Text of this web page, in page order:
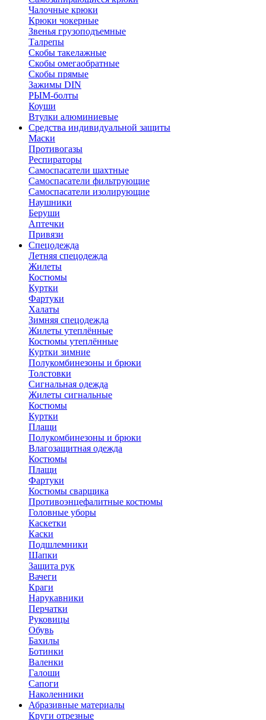
Чалочные крюки
Крюки чокерные
Звенья грузоподъемные
Талрепы
Скобы такелажные
Скобы омегаобратные
Скобы прямые
Зажимы DIN
РЫМ-болты
Коуши
Втулки алюминиевые
Средства индивидуальной защиты
Маски
Противогазы
Респираторы
Самоспасатели шахтные
Самоспасатели фильтрующие
Самоспасатели изолирующие
Наушники
Беруши
Аптечки
Привязи
Спецодежда
Летняя спецодежда
Жилеты
Костюмы
Куртки
Фартуки
Халаты
Зимняя спецодежда
Жилеты утеплённые
Костюмы утеплённые
Куртки зимние
Полукомбинезоны и брюки
Толстовки
Сигнальная одежда
Жилеты сигнальные
Костюмы
Куртки
Плащи
Полукомбинезоны и брюки
Влагозащитная одежда
Костюмы
Плащи
Фартуки
Костюмы сварщика
Противоэнцефалитные костюмы
Головные уборы
Каскетки
Каски
Подшлемники
Шапки
Защита рук
Вачеги
Краги
Нарукавники
Перчатки
Руковицы
Обувь
Бахилы
Ботинки
Валенки
Галоши
Сапоги
Наколенники
Абразивные материалы
Круги отрезные